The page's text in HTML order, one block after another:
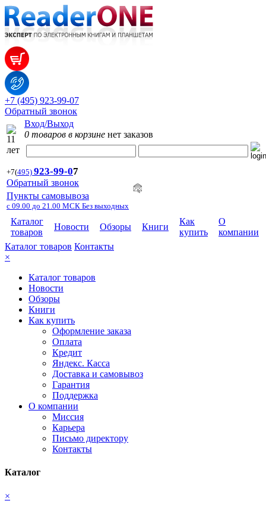
+7 (495) 923-99-07
Обратный звонок
Вход/Выход
0 товаров в корзине нет заказов
+7(495) 923-99-07
Обратный звонок
Пункты самовывоза
с 09.00 до 21.00 МСК Без выходных
Каталог
товаров
Новости Обзоры Книги
Как
купить
О
компании
Каталог товаров Контакты
×
Каталог товаров
Новости
Обзоры
Книги
Как купить
Оформление заказа
Оплата
Кредит
Яндекс. Касса
Доставка и самовывоз
Гарантия
Поддержка
О компании
Миссия
Карьера
Письмо директору
Контакты
Каталог
×